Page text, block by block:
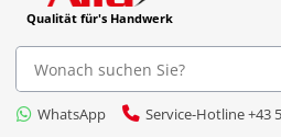
Qualität für's Handwerk
WhatsApp Service-Hotline +43